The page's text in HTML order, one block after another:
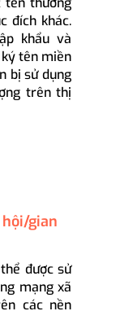
đích khác.
khẩu và
tên miền
bị sử dụng
trên thị
gian
được sử
mạng xã
các nền